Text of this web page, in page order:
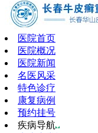
医院首页
医院概况
医院新闻
名医风采
特色诊疗
康复病例
预约挂号
疾病导航